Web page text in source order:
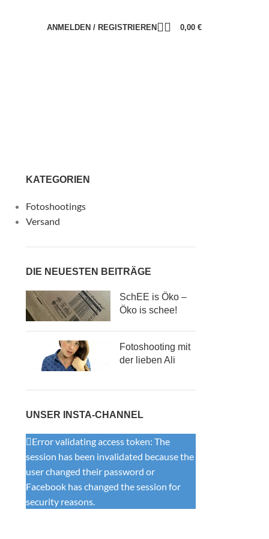
ANMELDEN / REGISTRIEREN 0,00 €
KATEGORIEN
Fotoshootings
Versand
DIE NEUESTEN BEITRÄGE
SchEE is Öko –
Öko is schee!
Fotoshooting mit
der lieben Ali
UNSER INSTA-CHANNEL
Error validating access token: The
session has been invalidated because the
user changed their password or
Facebook has changed the session for
security reasons.